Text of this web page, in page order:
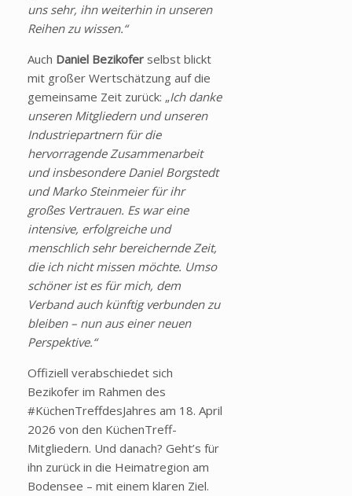
uns sehr, ihn weiterhin in unseren
Reihen zu wissen.“
Auch Daniel Bezikofer selbst blickt
mit großer Wertschätzung auf die
gemeinsame Zeit zurück: „Ich danke
unseren Mitgliedern und unseren
Industriepartnern für die
hervorragende Zusammenarbeit
und insbesondere Daniel Borgstedt
und Marko Steinmeier für ihr
großes Vertrauen. Es war eine
intensive, erfolgreiche und
menschlich sehr bereichernde Zeit,
die ich nicht missen möchte. Umso
schöner ist es für mich, dem
Verband auch künftig verbunden zu
bleiben – nun aus einer neuen
Perspektive.“
Offiziell verabschiedet sich
Bezikofer im Rahmen des
#KüchenTreffdesJahres am 18. April
2026 von den KüchenTreff-
Mitgliedern. Und danach? Geht’s für
ihn zurück in die Heimatregion am
Bodensee – mit einem klaren Ziel.